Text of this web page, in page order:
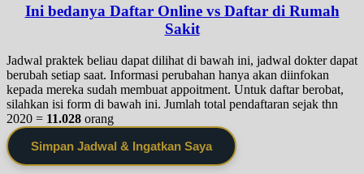
Ini bedanya Daftar Online vs Daftar di Rumah
Sakit
Jadwal praktek beliau dapat dilihat di bawah ini, jadwal dokter dapat
berubah setiap saat. Informasi perubahan hanya akan diinfokan
kepada mereka sudah membuat appoitment. Untuk daftar berobat,
silahkan isi form di bawah ini. Jumlah total pendaftaran sejak thn
2020 = 11.028 orang
Simpan Jadwal & Ingatkan Saya